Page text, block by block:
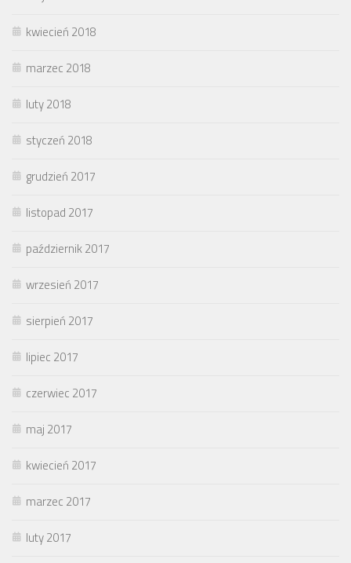
kwiecień 2018
marzec 2018
luty 2018
styczeń 2018
grudzień 2017
listopad 2017
październik 2017
wrzesień 2017
sierpień 2017
lipiec 2017
czerwiec 2017
maj 2017
kwiecień 2017
marzec 2017
luty 2017